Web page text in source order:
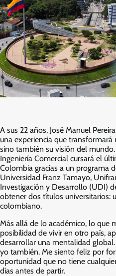
A sus 22 años, José Manuel
una experiencia que
sino también su visión del
Ingeniería Comercial cursará el
Colombia gracias a un programa
Universidad Franz Tamayo,
Investigación y Desarrollo (UDI)
obtener dos títulos universitarios:
colombiano.
Más allá de lo académico, lo que
posibilidad de vivir en otro país,
desarrollar una mentalidad
yo también. Me siento feliz por
oportunidad que no tiene
días antes de partir.